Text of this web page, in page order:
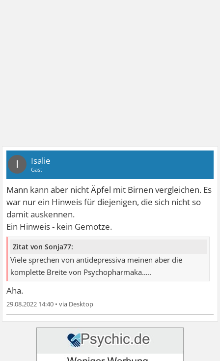
I Isalie
Gast
Mann kann aber nicht Äpfel mit Birnen vergleichen. Es
war nur ein Hinweis für diejenigen, die sich nicht so
damit auskennen.
Ein Hinweis - kein Gemotze.
Zitat von Sonja77:
Viele sprechen von antidepressiva meinen aber die
komplette Breite von Psychopharmaka…..
Aha.
29.08.2022 14:40 •